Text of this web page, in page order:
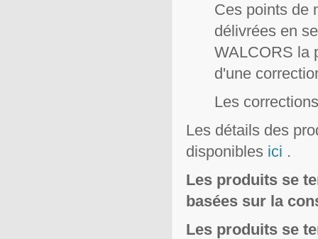
Ces points de
délivrées en
WALCORS la
d'une
Les
Les détails des
disponibles ici .
Les produits se
basées sur la
Les produits se